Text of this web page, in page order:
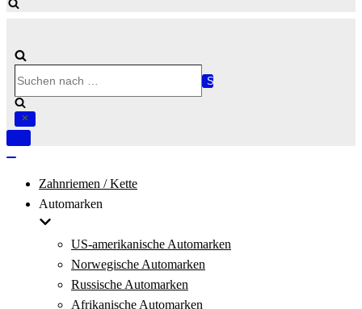
nach …
Navigation
Zahnriemen / Kette
Automarken
US-amerikanische Automarken
Norwegische Automarken
Russische Automarken
Afrikanische Automarken